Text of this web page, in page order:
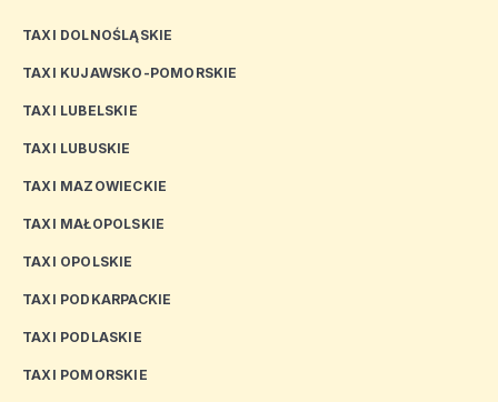
TAXI DOLNOŚLĄSKIE
TAXI KUJAWSKO-POMORSKIE
TAXI LUBELSKIE
TAXI LUBUSKIE
TAXI MAZOWIECKIE
TAXI MAŁOPOLSKIE
TAXI OPOLSKIE
TAXI PODKARPACKIE
TAXI PODLASKIE
TAXI POMORSKIE